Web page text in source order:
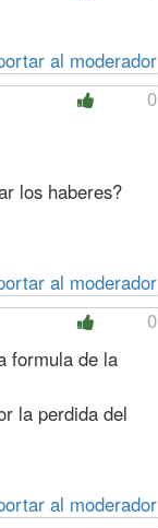
al moderador
0
los haberes?
al moderador
0
formula de la
la perdida del
al moderador